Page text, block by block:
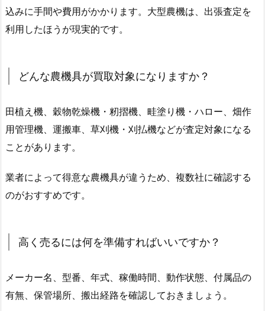
込みに手間や費用がかかります。大型農機は、出張査定を
利用したほうが現実的です。
どんな農機具が買取対象になりますか？
田植え機、穀物乾燥機・籾摺機、畦塗り機・ハロー、畑作
用管理機、運搬車、草刈機・刈払機などが査定対象になる
ことがあります。
業者によって得意な農機具が違うため、複数社に確認する
のがおすすめです。
高く売るには何を準備すればいいですか？
メーカー名、型番、年式、稼働時間、動作状態、付属品の
有無、保管場所、搬出経路を確認しておきましょう。